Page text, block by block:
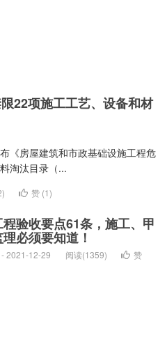
22项施工工艺、设备和材
《房屋建筑和市政基础设施工程危
淘汰目录（...
赞 (1)
验收要点61条，施工、甲
必须要知道！
2021-12-29 阅读(1359)
赞